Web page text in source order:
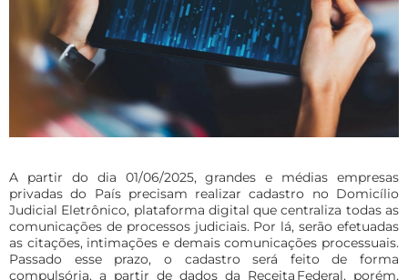
A partir do dia 01/06/2025, grandes e médias empresas
privadas do País precisam realizar cadastro no Domicílio
Judicial Eletrônico, plataforma digital que centraliza todas as
comunicações de processos judiciais. Por lá, serão efetuadas
as citações, intimações e demais comunicações processuais.
Passado esse prazo, o cadastro será feito de forma
compulsória, a partir de dados da Receita Federal, porém,